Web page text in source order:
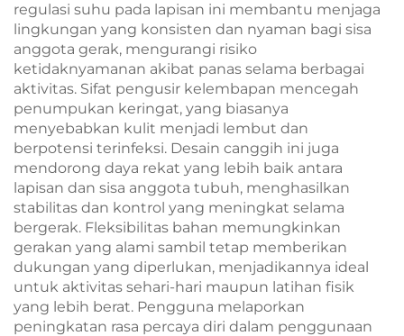
regulasi suhu pada lapisan ini membantu menjaga
lingkungan yang konsisten dan nyaman bagi sisa
anggota gerak, mengurangi risiko
ketidaknyamanan akibat panas selama berbagai
aktivitas. Sifat pengusir kelembapan mencegah
penumpukan keringat, yang biasanya
menyebabkan kulit menjadi lembut dan
berpotensi terinfeksi. Desain canggih ini juga
mendorong daya rekat yang lebih baik antara
lapisan dan sisa anggota tubuh, menghasilkan
stabilitas dan kontrol yang meningkat selama
bergerak. Fleksibilitas bahan memungkinkan
gerakan yang alami sambil tetap memberikan
dukungan yang diperlukan, menjadikannya ideal
untuk aktivitas sehari-hari maupun latihan fisik
yang lebih berat. Pengguna melaporkan
peningkatan rasa percaya diri dalam penggunaan